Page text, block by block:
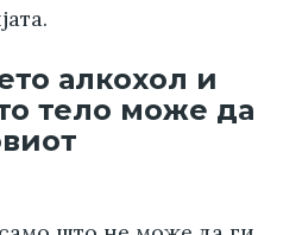
алкохол и
тело може да